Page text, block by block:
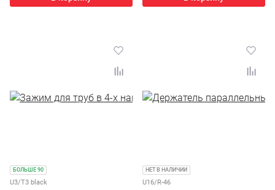
БОЛЬШЕ 90
U3/T3 black
НЕТ В НАЛИЧИИ
U16/R-46